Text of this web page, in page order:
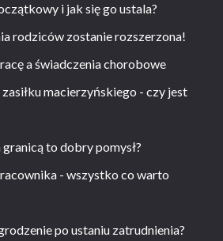
i jak się go ustala?
rodziców zostanie rozszerzona!
a świadczenia chorobowe
macierzyńskiego - czy jest
to dobry pomysł?
- wszystko co warto
po ustaniu zatrudnienia?